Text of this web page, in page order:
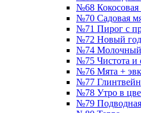
№68 Кокосовая
№70 Садовая
№71 Пирог с
№72 Новый год
№74 Молочный
№75 Чистота и
№76 Мята +
№77 Глинтвейн
№78 Утро в
№79